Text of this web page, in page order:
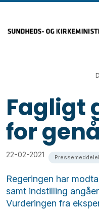
Fagligt
for
22-02-2021
Regeringen har
samt indstilling
Vurderingen fra